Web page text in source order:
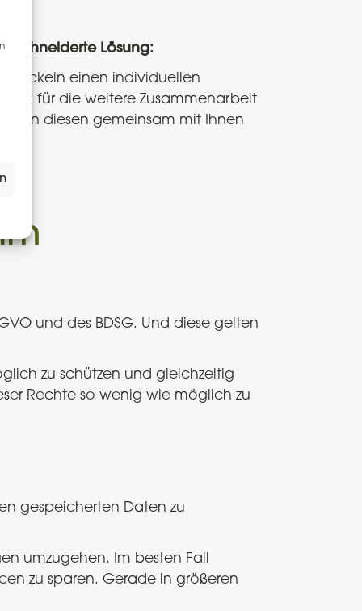
Lösung:
einen individuellen
für die weitere Zusammenarbeit
diesen gemeinsam mit Ihnen
und des BDSG. Und diese gelten
zu schützen und gleichzeitig
Rechte so wenig wie möglich zu
gespeicherten Daten zu
umzugehen. Im besten Fall
zu sparen. Gerade in größeren